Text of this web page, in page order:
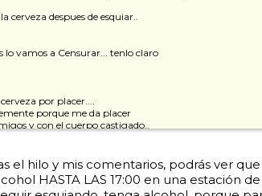
cerveza despues de esquiar..
lo vamos a Censurar... tenlo claro
por placer....
porque me da placer
y con el cuerpo castigado..
disfrutar de un buen vaso de agua
el hilo y mis comentarios, podrás ver
HASTA LAS 17:00 en una estación